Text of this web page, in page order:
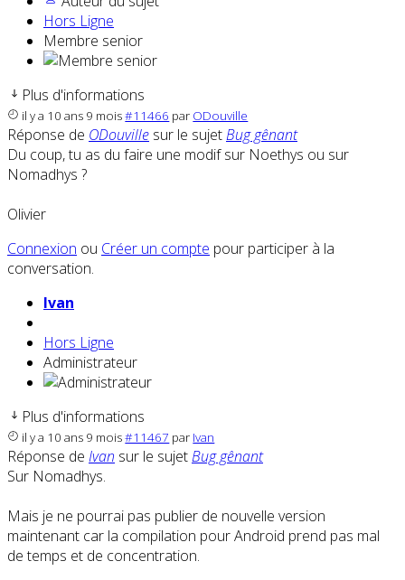
Hors Ligne
Membre senior
Plus d'informations
il y a 10 ans 9 mois#11466 par ODouville
Réponse de ODouville sur le sujetBug gênant
Du coup, tu as du faire une modif sur Noethys ou sur
Nomadhys ?
Olivier
Connexion ou Créer un compte pour participer à la
conversation.
Ivan
Hors Ligne
Administrateur
Plus d'informations
il y a 10 ans 9 mois#11467 par Ivan
Réponse de Ivan sur le sujetBug gênant
Sur Nomadhys.
Mais je ne pourrai pas publier de nouvelle version
maintenant car la compilation pour Android prend pas mal
de temps et de concentration.